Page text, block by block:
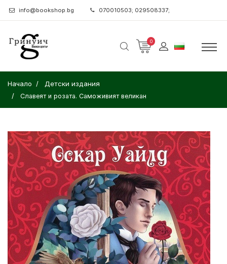
info@bookshop.bg 070010503; 029508337;
0
Начало Детски издания
Славеят и розата. Саможивият великан